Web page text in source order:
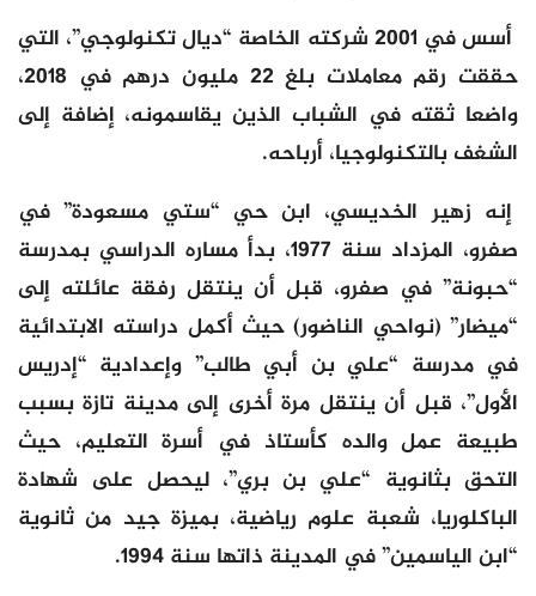
أسس في 2001 شركته الخاصة “ديال تكنولوجي”، التي
حققت رقم معاملات بلغ 22 مليون درهم في 2018،
واضعا ثقته في الشباب الذين يقاسمونه، إضافة إلى
الشغف بالتكنولوجيا، أرباحه.
إنه زهير الخديسي، ابن حي “ستي مسعودة” في
صفرو، المزداد سنة 1977، بدأ مساره الدراسي بمدرسة
“حبونة” في صفرو، قبل أن ينتقل رفقة عائلته إلى
“ميضار” (نواحي الناضور) حيث أكمل دراسته الابتدائية
في مدرسة “علي بن أبي طالب” وإعدادية “إدريس
الأول”، قبل أن ينتقل مرة أخرى إلى مدينة تازة بسبب
طبيعة عمل والده كأستاذ في أسرة التعليم، حيث
التحق بثانوية “علي بن بري”، ليحصل على شهادة
الباكلوريا، شعبة علوم رياضية، بميزة جيد من ثانوية
“ابن الياسمين” في المدينة ذاتها سنة 1994.